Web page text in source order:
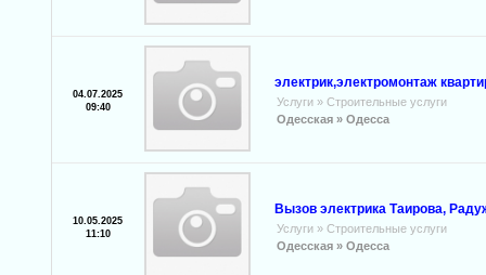
04.07.2025
09:40
электрик,электромонтаж
Услуги » Строительные услуги
Одесская » Одесса
10.05.2025
11:10
Вызов электрика Таирова,
Услуги » Строительные услуги
Одесская » Одесса